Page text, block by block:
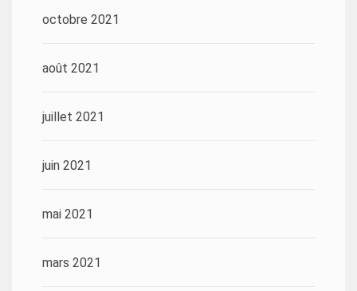
octobre 2021
août 2021
juillet 2021
juin 2021
mai 2021
mars 2021